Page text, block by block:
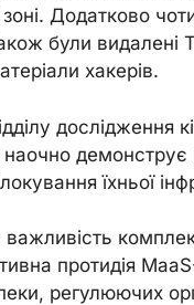
зоні. Додатково
були видалені
хакерів.
дослідження
демонструє
їхньої
важливість
протидія
регулюючих